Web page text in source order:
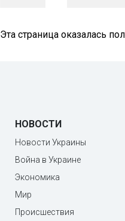
Эта страница оказалась
НОВОСТИ
Новости Украины
Война в Украине
Экономика
Мир
Происшествия